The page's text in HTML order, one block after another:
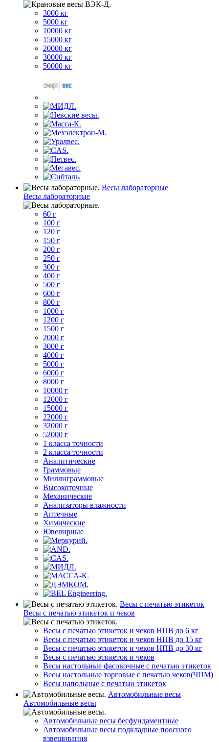
3000 кг
5000 кг
10000 кг
15000 кг
20000 кг
30000 кг
50000 кг
Весы лабораторные
Весы лабораторные
60 г
100 г
120 г
150 г
200 г
250 г
300 г
400 г
500 г
600 г
800 г
1000 г
1200 г
1500 г
2000 г
3000 г
4000 г
5000 г
6000 г
8000 г
10000 г
12000 г
15000 г
22000 г
32000 г
52000 г
1 класса точности
2 класса точности
Аналитические
Граммовые
Миллиграммовые
Высокоточные
Механические
Анализаторы влажности
Аптечные
Химические
Ювелирные
Весы с печатью этикеток
Весы с печатью этикеток и чеков
Весы с печатью этикеток и чеков НПВ до 6 кг
Весы с печатью этикеток и чеков НПВ до 15 кг
Весы с печатью этикеток и чеков НПВ до 30 кг
Весы с печатью этикеток и чеков
Весы настольные фасовочные с печатью этикеток
Весы настольные торговые с печатью чеков(ЧПМ)
Весы напольные с печатью этикеток
Автомобильные весы
Автомобильные весы
Автомобильные весы бесфундаментные
Автомобильные весы подкладные поосного
взвешивания